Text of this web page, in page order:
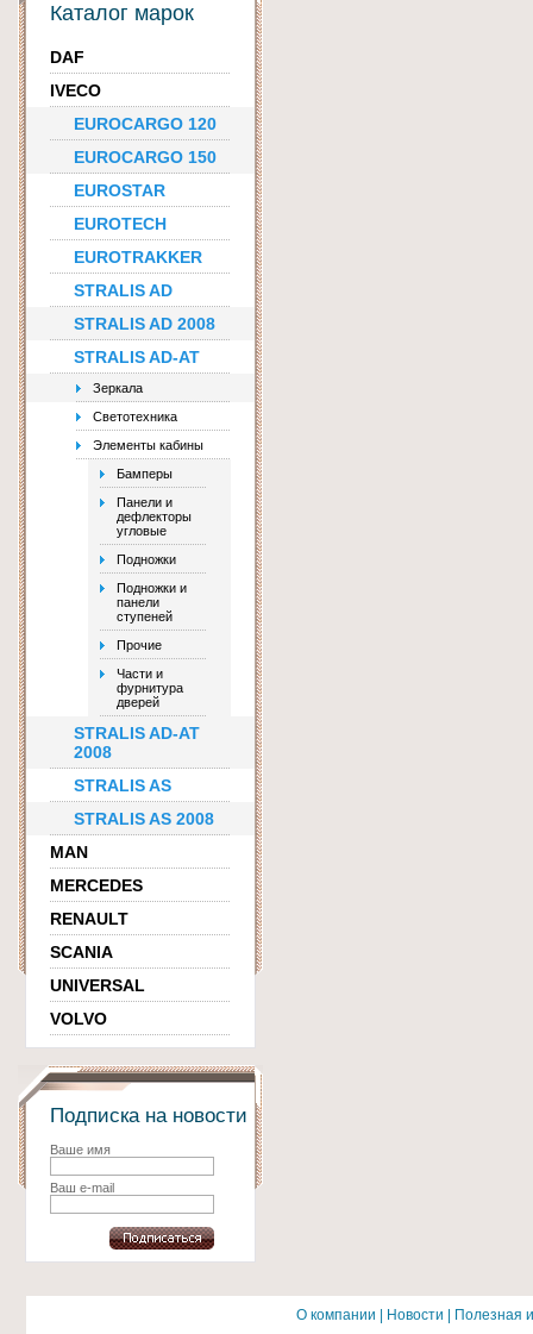
Каталог марок
DAF
IVECO
EUROCARGO 120
EUROCARGO 150
EUROSTAR
EUROTECH
EUROTRAKKER
STRALIS AD
STRALIS AD 2008
STRALIS AD-AT
Зеркала
Светотехника
Элементы кабины
Бамперы
Панели и
дефлекторы
угловые
Подножки
Подножки и
панели
ступеней
Прочие
Части и
фурнитура
дверей
STRALIS AD-AT
2008
STRALIS AS
STRALIS AS 2008
MAN
MERCEDES
RENAULT
SCANIA
UNIVERSAL
VOLVO
Подписка на новости
Ваше имя
Ваш e-mail
О компании Новости Полезная